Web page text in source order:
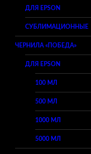
ДЛЯ EPSON
СУБЛИМАЦИОННЫЕ
ЧЕРНИЛА «ПОБЕДА»
ДЛЯ EPSON
100 МЛ
500 МЛ
1000 МЛ
5000 МЛ